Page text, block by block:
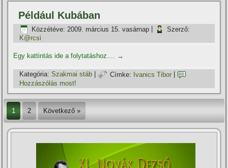
Például Kubában
Közzétéve: 2009. március 15. vasárnap
Szerző:
K@rcsi
Egy kattintás ide a folytatáshoz.... →
Kategória: Szakmai stáb | Címke: Ivanics Tibor
Hozzászólás most!
1 2 Következő »